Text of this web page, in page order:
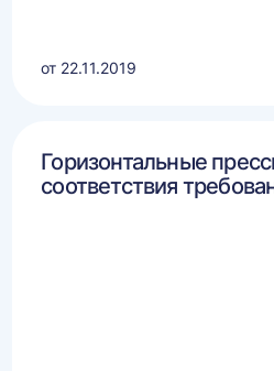
от 22.11.2019
Горизонтальные
соответствия